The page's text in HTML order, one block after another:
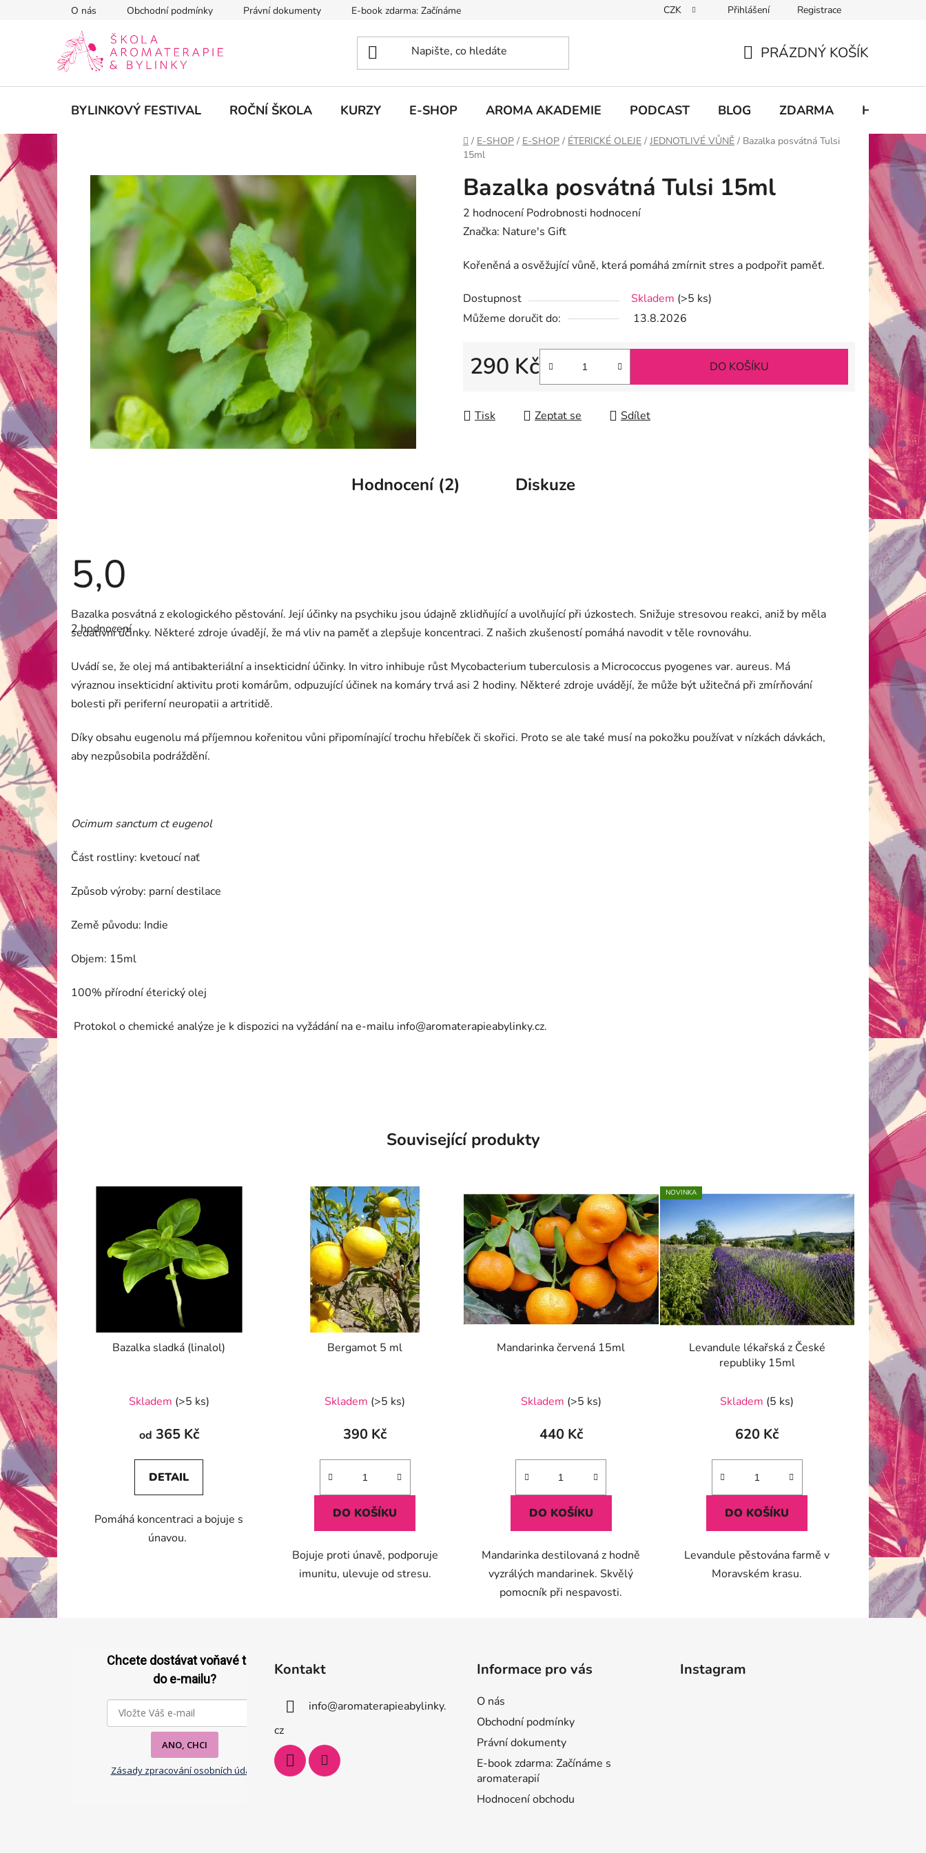
O nás Obchodní podmínky Právní dokumenty E-book zdarma: Začínáme s aromaterapií CZK Přihlášení Registrace
KOŠÍK
PRÁZDNÝ KOŠÍK
BYLINKOVÝ FESTIVAL ROČNÍ ŠKOLA KURZY E-SHOP AROMA AKADEMIE PODCAST BLOG ZDARMA
Domů
/ E-SHOP / E-SHOP / ÉTERICKÉ OLEJE / JEDNOTLIVÉ VŮNĚ / Bazalka posvátná Tulsi
15ml
Bazalka posvátná Tulsi 15ml
Průměrné
hodnocení
je
z
5
2 hodnocení Podrobnosti hodnocení
Značka: Nature's Gift
Kořeněná a osvěžující vůně, která pomáhá zmírnit stres a podpořit paměť.
Dostupnost Skladem (>5 ks)
Můžeme doručit do:
13.8.2026
290 Kč DO KOŠÍKU
Tisk Zeptat se Sdílet
Hodnocení (2) Diskuze
5,0
Průměrné
hodnocení
produktu
je
z
5
hvězdiček.
2 hodnocení
Bazalka posvátná z ekologického pěstování. Její účinky na psychiku jsou údajně zklidňující a uvolňující při úzkostech. Snižuje stresovou reakci, aniž by měla
sedativní účinky. Některé zdroje úvadějí, že má vliv na paměť a zlepšuje koncentraci. Z našich zkušeností pomáhá navodit v těle rovnováhu.
Uvádí se, že olej má antibakteriální a insekticidní účinky. In vitro inhibuje růst Mycobacterium tuberculosis a Micrococcus pyogenes var. aureus. Má
výraznou insekticidní aktivitu proti komárům, odpuzující účinek na komáry trvá asi 2 hodiny. Některé zdroje uvádějí, že může být užitečná při zmírňování
bolesti při periferní neuropatii a artritidě.
Díky obsahu eugenolu má příjemnou kořenitou vůni připomínající trochu hřebíček či skořici. Proto se ale také musí na pokožku používat v nízkách dávkách,
aby nezpůsobila podráždění.
Ocimum sanctum ct eugenol
Část rostliny: kvetoucí nať
Způsob výroby: parní destilace
Země původu: Indie
Objem: 15ml
100% přírodní éterický olej
Protokol o chemické analýze je k dispozici na vyžádání na e-mailu info@aromaterapieabylinky.cz.
Související produkty
Bazalka sladká (linalol)
Skladem (>5 ks)
od 365 Kč
DETAIL
Pomáhá koncentraci a bojuje s
únavou.
Bergamot 5 ml
hodnocení
produktu
5,0
z
hvězdiček.
Skladem (>5 ks)
390 Kč
DO KOŠÍKU
Bojuje proti únavě, podporuje
imunitu, ulevuje od stresu.
Mandarinka červená 15ml
Skladem (>5 ks)
440 Kč
DO KOŠÍKU
Mandarinka destilovaná z hodně
vyzrálých mandarinek. Skvělý
pomocník při nespavosti.
NOVINKA
Levandule lékařská z České
republiky 15ml
Skladem (5 ks)
620 Kč
DO KOŠÍKU
Levandule pěstována farmě v
Moravském krasu.
Chcete dostávat voňavé tipy
do e-mailu?
ANO, CHCI
Zásady zpracování osobních údajů
Kontakt
info@aromaterapieabylinky.
cz
Informace pro vás
O nás
Obchodní podmínky
Právní dokumenty
E-book zdarma: Začínáme s
aromaterapií
Hodnocení obchodu
Instagram